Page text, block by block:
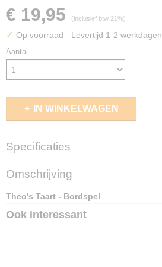
€ 19,95 (inclusief btw 21%)
✓ Op voorraad - Levertijd 1-2 werkdagen
Aantal
IN WINKELWAGEN
Specificaties
EAN code
4010168294612
Omschrijving
Theo's Taart - Bordspel
Ook interessant